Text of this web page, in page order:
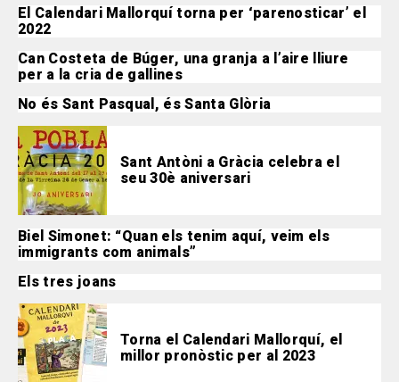
El Calendari Mallorquí torna per ‘parenosticar’ el
2022
Can Costeta de Búger, una granja a l’aire lliure
per a la cria de gallines
No és Sant Pasqual, és Santa Glòria
Sant Antòni a Gràcia celebra el
seu 30è aniversari
Biel Simonet: “Quan els tenim aquí, veim els
immigrants com animals”
Els tres joans
Torna el Calendari Mallorquí, el
millor pronòstic per al 2023